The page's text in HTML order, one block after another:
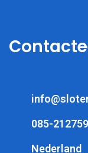
085-
Nederland